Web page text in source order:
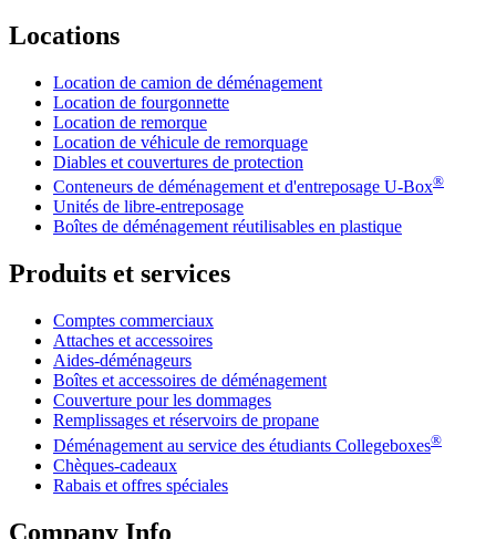
Locations
Location de camion de déménagement
Location de fourgonnette
Location de remorque
Location de véhicule de remorquage
Diables et couvertures de protection
Conteneurs de déménagement et d'entreposage U-Box®
Unités de libre-entreposage
Boîtes de déménagement réutilisables en plastique
Produits et services
Comptes commerciaux
Attaches et accessoires
Aides-déménageurs
Boîtes et accessoires de déménagement
Couverture pour les dommages
Remplissages et réservoirs de propane
Déménagement au service des étudiants Collegeboxes®
Chèques-cadeaux
Rabais et offres spéciales
Company Info